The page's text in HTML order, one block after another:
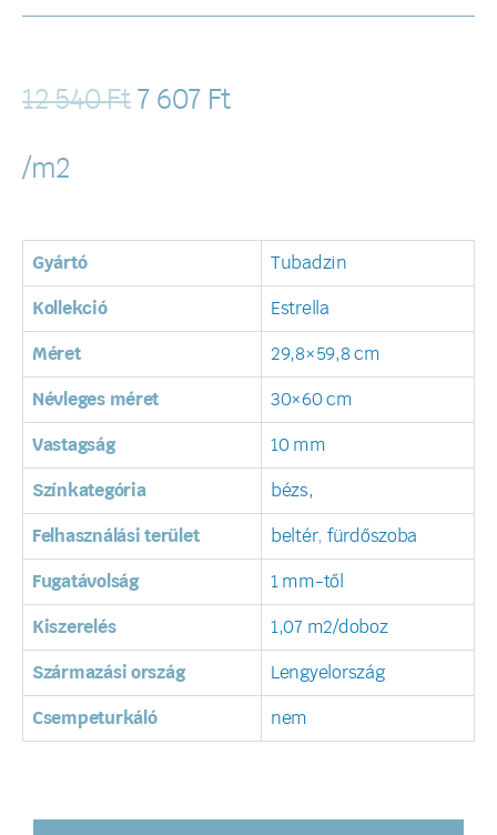
12 540Ft 7 607 Ft
/m2
Gyártó Tubadzin
Kollekció Estrella
Méret 29,8×59,8 cm
Névleges méret 30×60 cm
Vastagság 10 mm
Színkategória bézs,
Felhasználási terület beltér, fürdőszoba
Fugatávolság 1 mm-től
Kiszerelés 1,07 m2/doboz
Származási ország Lengyelország
Csempeturkáló nem